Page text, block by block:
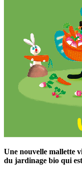
Une nouvelle mallette
du jardinage bio qui